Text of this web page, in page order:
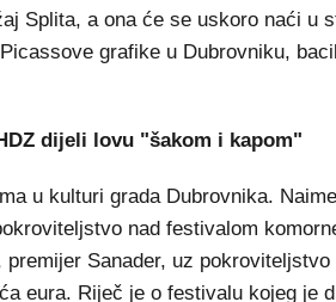
Splita, a ona će se uskoro naći u
grafike u Dubrovniku,
dijeli lovu "šakom i kapom"
u kulturi grada Dubrovnika.
nad festivalom
premijer Sanader, uz
eura. Riječ je o festivalu kojeg je